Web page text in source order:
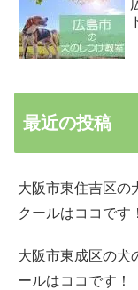
最近の投稿
大阪市東住吉区の
クールはココです！
大阪市東成区の犬
ールはココです！